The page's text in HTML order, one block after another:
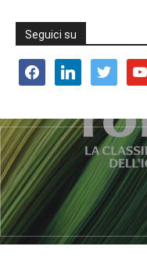
Seguici su
facebooklinkedin twitter